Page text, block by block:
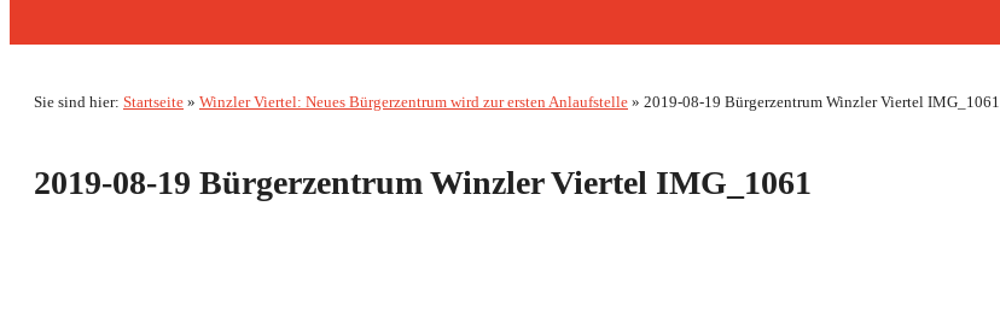
Sie sind hier: Startseite » Winzler Viertel: Neues Bürgerzentrum wird zur ersten Anlaufstelle » 2019-08-19 Bürgerzentrum Winzler Viertel IMG_1061
2019-08-19 Bürgerzentrum Winzler Viertel IMG_1061